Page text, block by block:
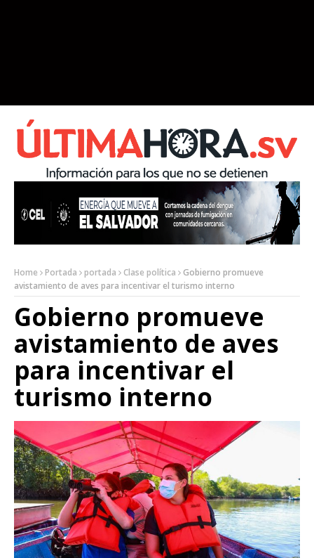
Home Portada portada Clase política
Gobierno promueve
avistamiento de aves para incentivar el turismo interno
Gobierno promueve
avistamiento de aves
para incentivar el
turismo interno